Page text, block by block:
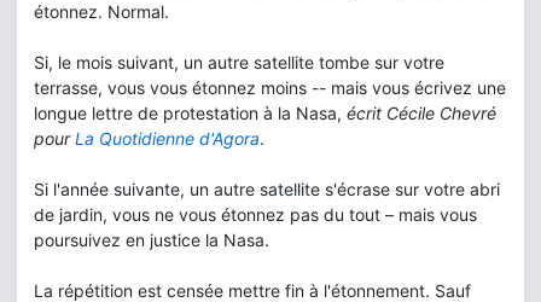
étonnez. Normal.
Si, le mois suivant, un autre satellite tombe sur votre
terrasse, vous vous étonnez moins -- mais vous écrivez une
longue lettre de protestation à la Nasa, écrit Cécile Chevré
pourLa Quotidienne d'Agora.
Si l'année suivante, un autre satellite s'écrase sur votre abri
de jardin, vous ne vous étonnez pas du tout – mais vous
poursuivez en justice la Nasa.
La répétition est censée mettre fin à l'étonnement. Sauf